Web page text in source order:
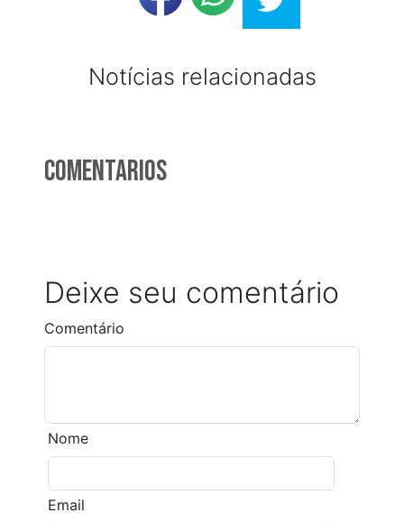
Notícias relacionadas
Comentarios
Deixe seu comentário
Comentário
Nome
Email